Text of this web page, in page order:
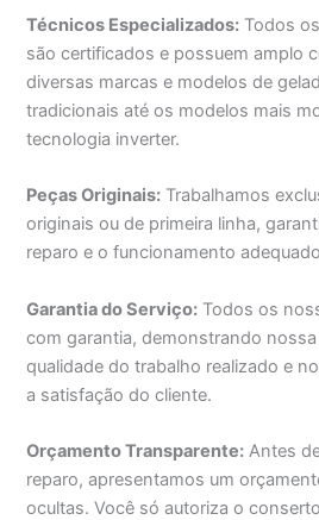
Técnicos Especializados: Todos
são certificados e possuem amplo
diversas marcas e modelos de
tradicionais até os modelos mais
tecnologia inverter.
Peças Originais: Trabalhamos
originais ou de primeira linha,
reparo e o funcionamento
Garantia do Serviço: Todos os
com garantia, demonstrando
qualidade do trabalho realizado e
a satisfação do cliente.
Orçamento Transparente: Antes
reparo, apresentamos um
ocultas. Você só autoriza o